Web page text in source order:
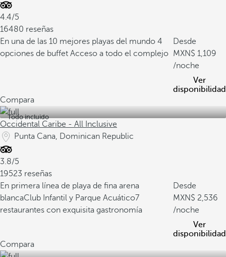
4.4/5
16480 reseñas
En una de las 10 mejores playas del mundo 4
opciones de buffet Acceso a todo el complejo
Desde
1,109
/noche
Ver
disponibilidad
Compara
Todo incluido
Occidental Caribe - All Inclusive
Punta Cana, Dominican Republic
3.8/5
19523 reseñas
En primera línea de playa de fina arena
blancaClub Infantil y Parque Acuático7
restaurantes con exquisita gastronomía
Desde
2,536
/noche
Ver
disponibilidad
Compara